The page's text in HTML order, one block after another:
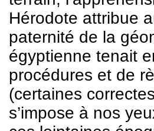
Hérodote attribue
paternité de la
égyptienne tenait
procédures et de
(certaines
s’impose à nos